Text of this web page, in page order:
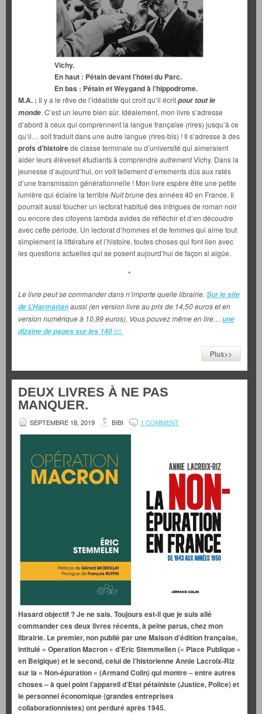
Vichy.
En haut : Pétain devant l’hôtel du Parc.
En bas : Pétain et Weygand à l’hippodrome.
M.A. : Il y a le rêve de l’idéaliste qui croit qu’il écritpour tout le
monde. C’est un leurre bien sûr. Idéalement, mon livre s’adresse
d’abord à ceux qui comprennent la langue française (rires) jusqu’à ce
qu’il… soit traduit dans une autre langue (rires-bis) ! Il s’adresse à des
profs d’histoirede classe terminale ou d’université qui aimeraient
aider leurs élèveset étudiants à comprendre autrementVichy. Dans la
jeunesse d’aujourd’hui, on voit tellement d’errements dûs aux ratés
d’une transmission générationnelle ! Mon livre espère être une petite
lumière qui éclaire la terrible Nuit brunedes années 40 en France. Il
pourrait aussi toucher un lectorat habitué des intrigues de roman noir
ou encore des citoyens lambda avides de réfléchir et d’en découdre
avec cette période. Un lectorat d’hommes et de femmes qui aime tout
simplement la littérature et l’histoire, toutes choses qui font lien avec
les questions actuelles qui se posent aujourd’hui de façon si aigüe.
*
Le livre peut se commander dans n’importe quelle librairie. Sur le site
de L’Harmattanaussi (en version livre au prix de 14,50 euros et en
version numérique à 10,99 euros). Vous pouvez même en lire… une
dizaine de pages sur les 140ici.
Plus>>
DEUX LIVRES À NE PAS
MANQUER.
SEPTEMBRE 18, 2019 BIBI 1 COMMENT
Hasard objectif ? Je ne sais. Toujours est-il que je suis allé
commander ces deux livres récents, à peine parus, chez mon
librairie. Le premier, non publié par une Maison d’édition française,
intitulé « Operation Macron » d’Eric Stemmellen (« Place Publique »
en Belgique) et le second, celui de l’historienne Annie Lacroix-Riz
sur la « Non-épuration » (Armand Colin) qui montre – entre autres
choses – à quel point l’appareil d’Etat pétainiste (Justice, Police) et
le personnel économique (grandes entreprises
collaborationnistes) ont perduré après 1945.